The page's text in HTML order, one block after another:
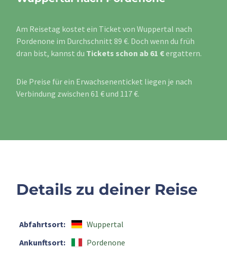
Am Reisetag kostet ein Ticket von Wuppertal nach
Pordenone im Durchschnitt 89 €. Doch wenn du früh
dran bist, kannst du Tickets schon ab 61 €ergattern.
Die Preise für ein Erwachsenenticket liegen je nach
Verbindung zwischen 61 € und 117 €.
Details zu deiner Reise
Abfahrtsort:
Wuppertal
Ankunftsort:
Pordenone